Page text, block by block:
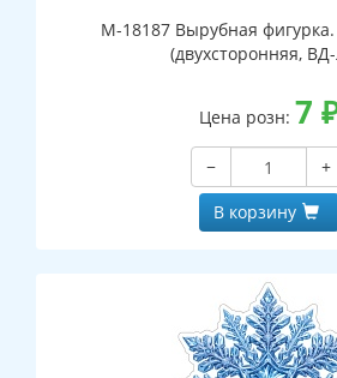
М-18187 Вырубная
(двухсторонняя,
Цена розн: 7
−
+
В корзину